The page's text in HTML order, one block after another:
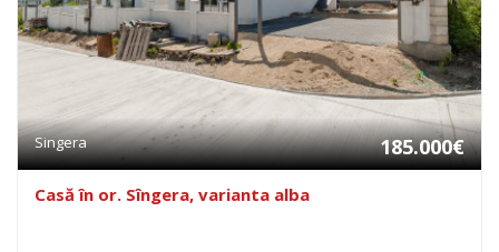
Singera 185.000€
Casă în or. Sîngera, varianta alba